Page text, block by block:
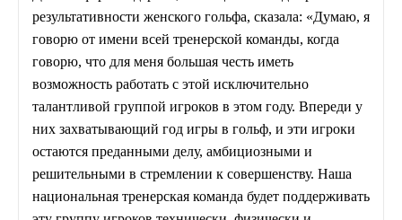
результативности женского гольфа, сказала: «Думаю, я
говорю от имени всей тренерской команды, когда
говорю, что для меня большая честь иметь
возможность работать с этой исключительно
талантливой группой игроков в этом году. Впереди у
них захватывающий год игры в гольф, и эти игроки
остаются преданными делу, амбициозными и
решительными в стремлении к совершенству. Наша
национальная тренерская команда будет поддерживать